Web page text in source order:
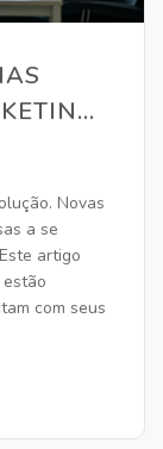
Novas
a se
artigo
com seus